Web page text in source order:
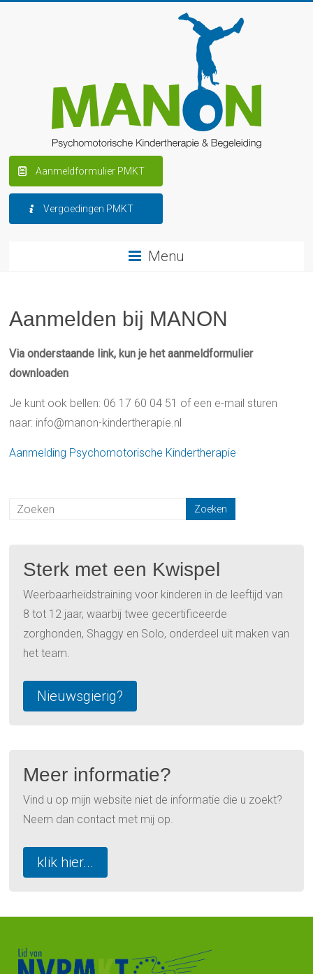
Aanmeldformulier PMKT
Vergoedingen PMKT
Menu
Aanmelden bij MANON
Via onderstaande link, kun je het aanmeldformulier
downloaden
Je kunt ook bellen: 06 17 60 04 51 of een e-mail sturen
naar: info@manon-kindertherapie.nl
Aanmelding Psychomotorische Kindertherapie
Sterk met een Kwispel
Weerbaarheidstraining voor kinderen in de leeftijd van
8 tot 12 jaar, waarbij twee gecertificeerde
zorghonden, Shaggy en Solo, onderdeel uit maken van
het team.
Nieuwsgierig?
Meer informatie?
Vind u op mijn website niet de informatie die u zoekt?
Neem dan contact met mij op.
klik hier...